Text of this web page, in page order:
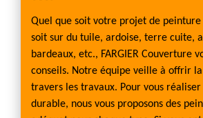
Quel que soit votre projet de
soit sur du tuile, ardoise, terre cuite,
bardeaux, etc., FARGIER Couverture
conseils. Notre équipe veille à offrir
travers les travaux. Pour vous
durable, nous vous proposons des